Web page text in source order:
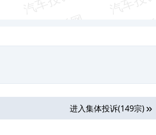
进入集体投诉(149宗)